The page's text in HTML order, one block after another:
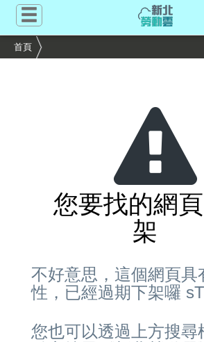
要
首頁
您要找的網
架
不好意思，這個網頁具
性，已經過期下架囉
您也可以透過上方搜尋